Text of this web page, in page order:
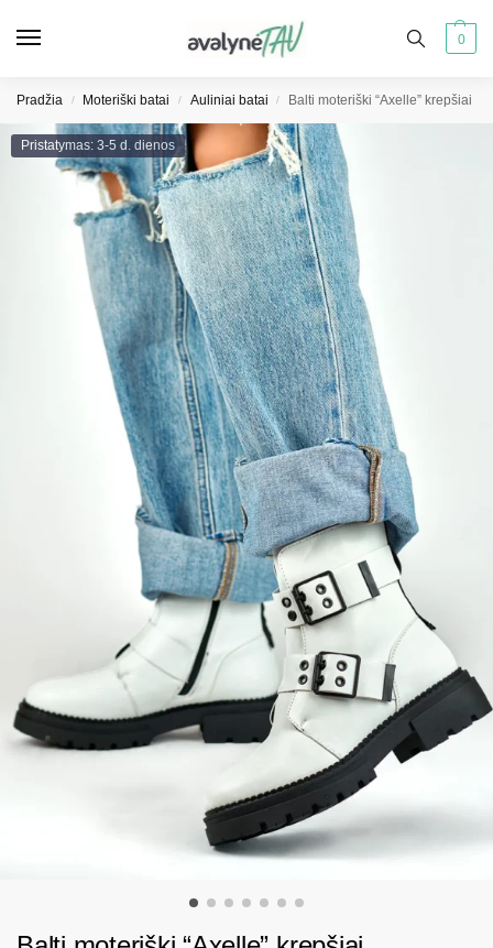
0
Pradžia / Moteriški batai / Auliniai batai / Balti moteriški “Axelle” krepšiai
Pristatymas: 3-5 d. dienos